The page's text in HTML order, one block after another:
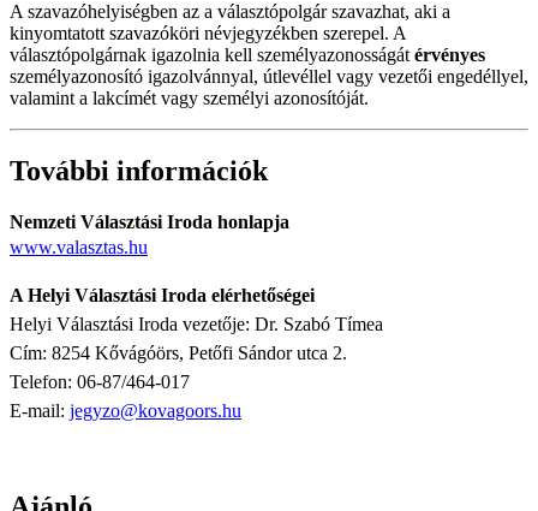
A szavazóhelyiségben az a választópolgár szavazhat, aki a
kinyomtatott szavazóköri névjegyzékben szerepel. A
választópolgárnak igazolnia kell személyazonosságát érvényes
személyazonosító igazolvánnyal, útlevéllel vagy vezetői engedéllyel,
valamint a lakcímét vagy személyi azonosítóját.
További információk
Nemzeti Választási Iroda honlapja
www.valasztas.hu
A Helyi Választási Iroda elérhetőségei
Helyi Választási Iroda vezetője: Dr. Szabó Tímea
Cím: 8254 Kővágóörs, Petőfi Sándor utca 2.
Telefon: 06-87/464-017
E-mail: jegyzo@kovagoors.hu